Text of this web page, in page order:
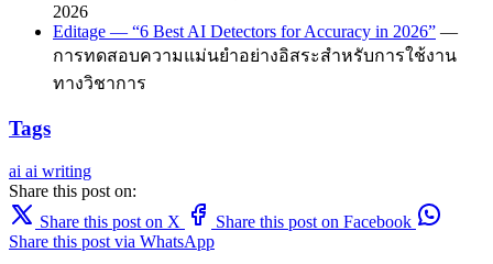
2026
Editage — “6 Best AI Detectors for Accuracy in 2026” —
การทดสอบความแม่นยำอย่างอิสระสำหรับการใช้งาน
ทางวิชาการ
Tags
ai ai writing
Share this post on:
Share this post on X
Share this post on Facebook
Share this post via WhatsApp